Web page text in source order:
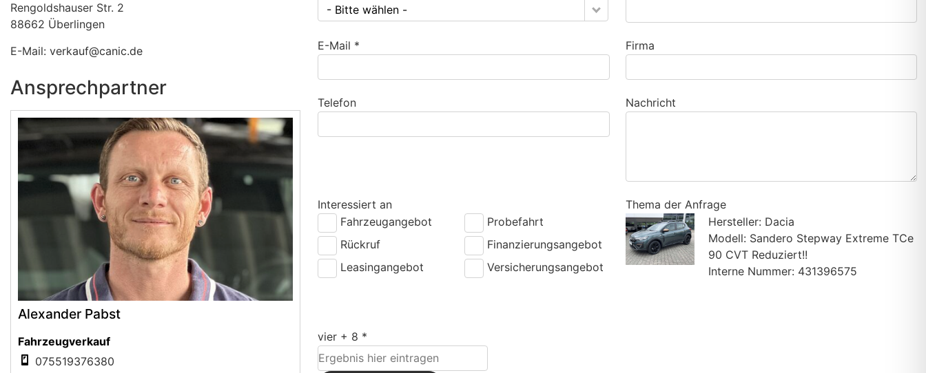
Rengoldshauser Str. 2
88662 Überlingen
E-Mail: verkauf@canic.de
Ansprechpartner
Alexander Pabst
Fahrzeugverkauf
075519376380
- Bitte wählen -
E-Mail * Firma
Telefon Nachricht
Interessiert an
Fahrzeugangebot
Probefahrt
Rückruf
Finanzierungsangebot
Leasingangebot
Versicherungsangebot
Thema der Anfrage
Hersteller: Dacia
Modell: Sandero Stepway Extreme TCe
90 CVT Reduziert!!
Interne Nummer: 431396575
vier + 8 *